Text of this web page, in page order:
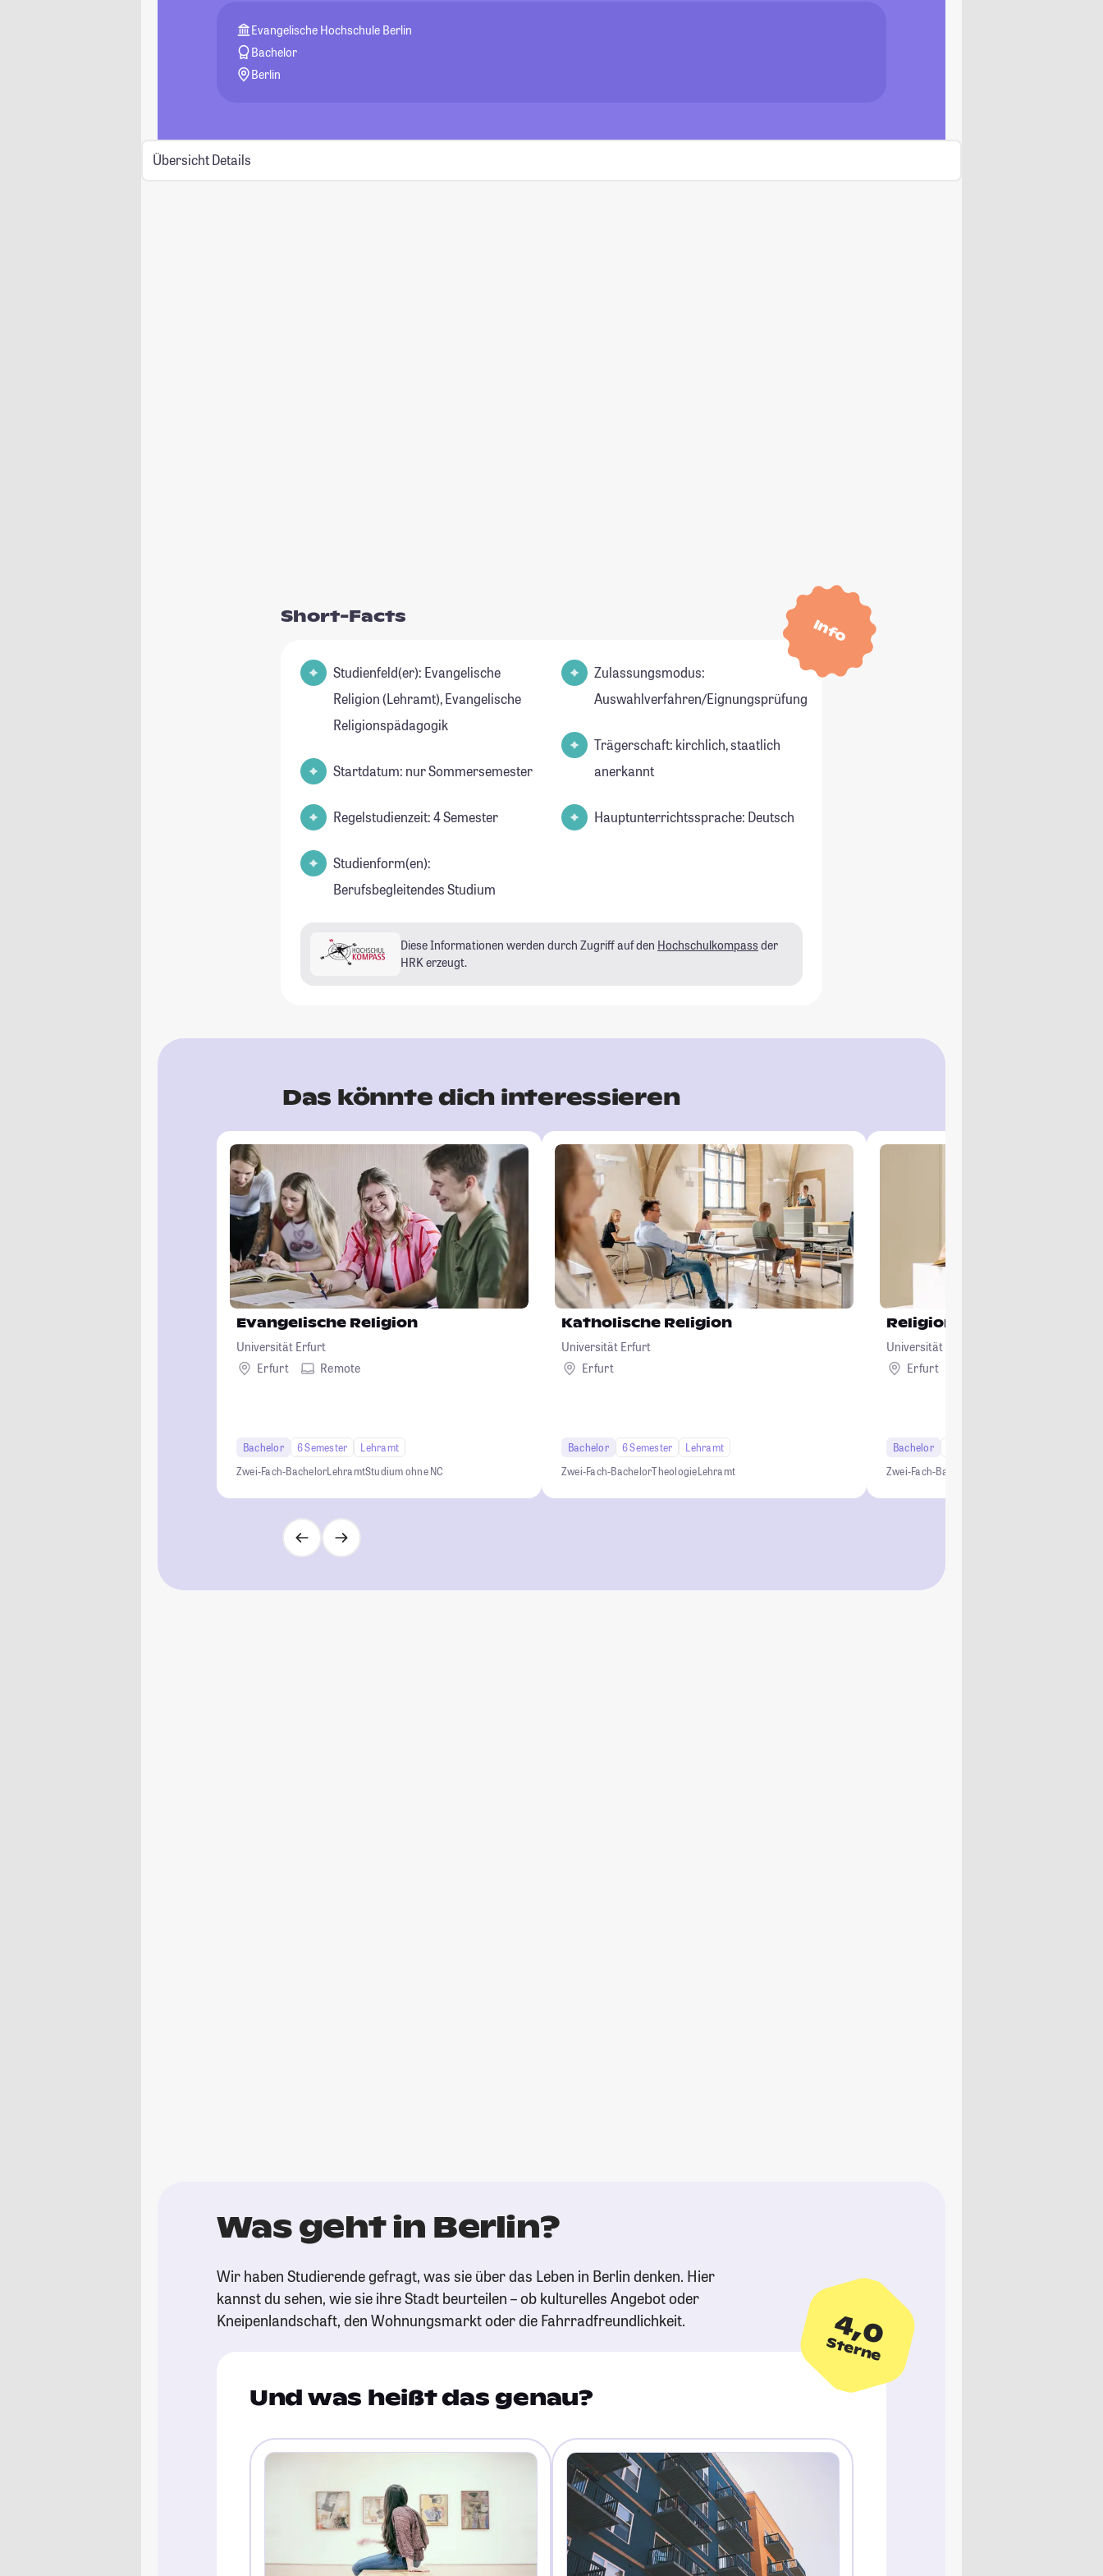
Evangelische Hochschule Berlin
Bachelor
Berlin
Übersicht Details
Info
Short-Facts
Studienfeld(er): Evangelische
Religion (Lehramt), Evangelische
Religionspädagogik
Startdatum: nur Sommersemester
Regelstudienzeit: 4 Semester
Studienform(en):
Berufsbegleitendes Studium
Zulassungsmodus:
Auswahlverfahren/Eignungsprüfung
Trägerschaft: kirchlich, staatlich
anerkannt
Hauptunterrichtssprache: Deutsch
Diese Informationen werden durch Zugriff auf den Hochschulkompass der
HRK erzeugt.
Das könnte dich interessieren
Evangelische Religion
Universität Erfurt
Erfurt
Remote
Bachelor 6 Semester
Lehramt
Zwei-Fach-BachelorLehramtStudium ohne NC
Katholische Religion
Universität Erfurt
Erfurt
Bachelor 6 Semester
Lehramt
Zwei-Fach-BachelorTheologieLehramt
Religionswissenschaft
Universität Erfurt
Erfurt
Bachelor
Zwei-Fach-Bachelor
Was geht in Berlin?
Wir haben Studierende gefragt, was sie über das Leben in Berlin denken. Hier
kannst du sehen, wie sie ihre Stadt beurteilen – ob kulturelles Angebot oder
Kneipenlandschaft, den Wohnungsmarkt oder die Fahrradfreundlichkeit.
4,0
Sterne
Und was heißt das genau?